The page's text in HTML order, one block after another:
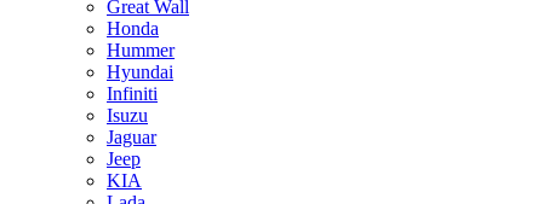
Great Wall
Honda
Hummer
Hyundai
Infiniti
Isuzu
Jaguar
Jeep
KIA